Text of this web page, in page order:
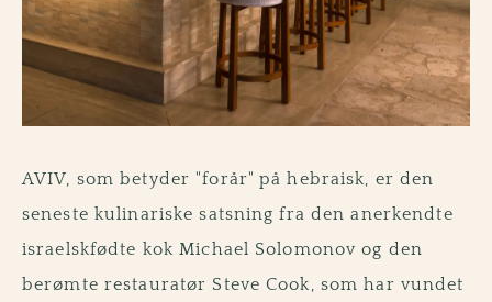
AVIV, som betyder "forår" på hebraisk, er den
seneste kulinariske satsning fra den anerkendte
israelskfødte kok Michael Solomonov og den
berømte restauratør Steve Cook, som har vundet